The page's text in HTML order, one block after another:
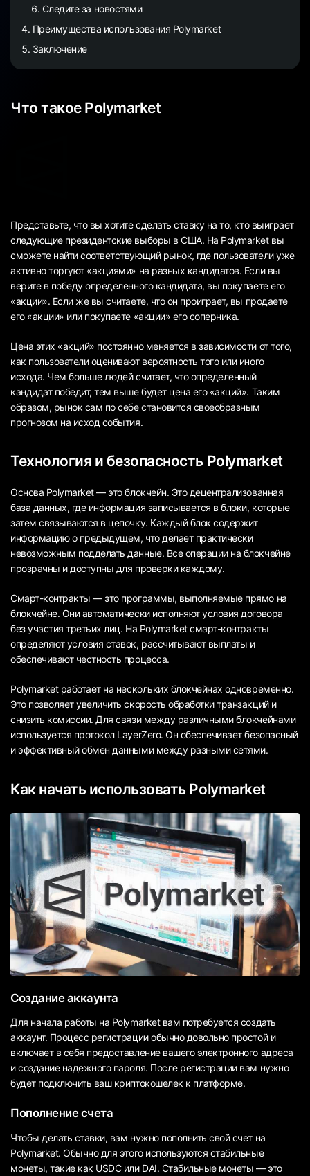
Следите за новостями
Преимущества использования Polymarket
Заключение
Что такое Polymarket
Представьте, что вы хотите сделать ставку на то, кто выиграет
следующие президентские выборы в США. На Polymarket вы
сможете найти соответствующий рынок, где пользователи уже
активно торгуют «акциями» на разных кандидатов. Если вы
верите в победу определенного кандидата, вы покупаете его
«акции». Если же вы считаете, что он проиграет, вы продаете
его «акции» или покупаете «акции» его соперника.
Цена этих «акций» постоянно меняется в зависимости от того,
как пользователи оценивают вероятность того или иного
исхода. Чем больше людей считает, что определенный
кандидат победит, тем выше будет цена его «акций». Таким
образом, рынок сам по себе становится своеобразным
прогнозом на исход события.
Технология и безопасность Polymarket
Основа Polymarket — это блокчейн. Это децентрализованная
база данных, где информация записывается в блоки, которые
затем связываются в цепочку. Каждый блок содержит
информацию о предыдущем, что делает практически
невозможным подделать данные. Все операции на блокчейне
прозрачны и доступны для проверки каждому.
Смарт-контракты — это программы, выполняемые прямо на
блокчейне. Они автоматически исполняют условия договора
без участия третьих лиц. На Polymarket смарт-контракты
определяют условия ставок, рассчитывают выплаты и
обеспечивают честность процесса.
Polymarket работает на нескольких блокчейнах одновременно.
Это позволяет увеличить скорость обработки транзакций и
снизить комиссии. Для связи между различными блокчейнами
используется протокол LayerZero. Он обеспечивает безопасный
и эффективный обмен данными между разными сетями.
Как начать использовать Polymarket
Создание аккаунта
Для начала работы на Polymarket вам потребуется создать
аккаунт. Процесс регистрации обычно довольно простой и
включает в себя предоставление вашего электронного адреса
и создание надежного пароля. После регистрации вам нужно
будет подключить ваш криптокошелек к платформе.
Пополнение счета
Чтобы делать ставки, вам нужно пополнить свой счет на
Polymarket. Обычно для этого используются стабильные
монеты, такие как USDC или DAI. Стабильные монеты — это